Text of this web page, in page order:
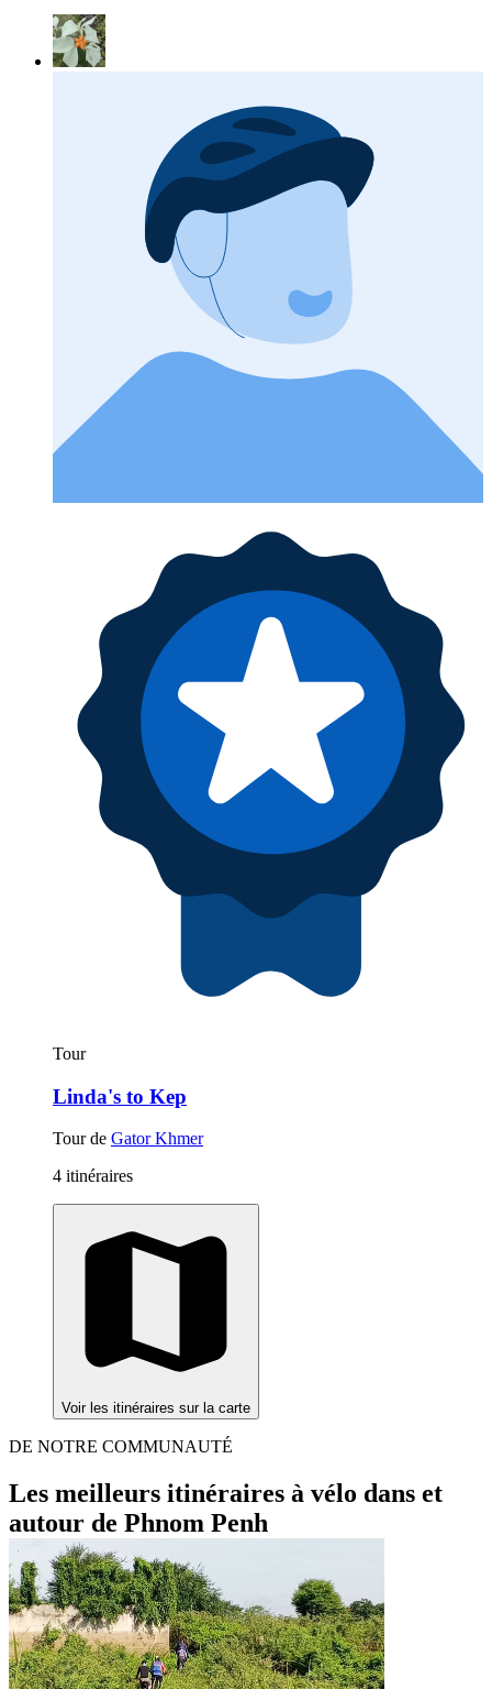
Tour
Linda's to Kep
Tour de Gator Khmer
4 itinéraires
Voir les itinéraires sur la carte
DE NOTRE COMMUNAUTÉ
Les meilleurs itinéraires à vélo dans et
autour de Phnom Penh